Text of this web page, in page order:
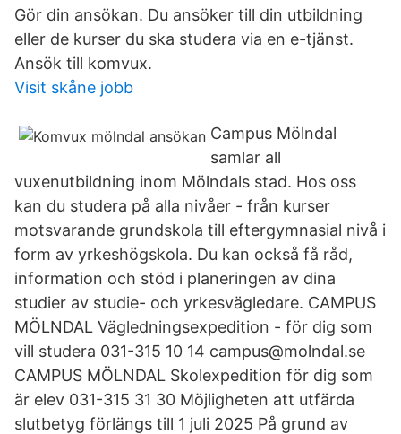
Gör din ansökan. Du ansöker till din utbildning
eller de kurser du ska studera via en e-tjänst.
Ansök till komvux.
Visit skåne jobb
Campus Mölndal
samlar all
vuxenutbildning inom Mölndals stad. Hos oss
kan du studera på alla nivåer - från kurser
motsvarande grundskola till eftergymnasial nivå i
form av yrkeshögskola. Du kan också få råd,
information och stöd i planeringen av dina
studier av studie- och yrkesvägledare. CAMPUS
MÖLNDAL Vägledningsexpedition - för dig som
vill studera 031-315 10 14 campus@molndal.se
CAMPUS MÖLNDAL Skolexpedition för dig som
är elev 031-315 31 30 Möjligheten att utfärda
slutbetyg förlängs till 1 juli 2025 På grund av